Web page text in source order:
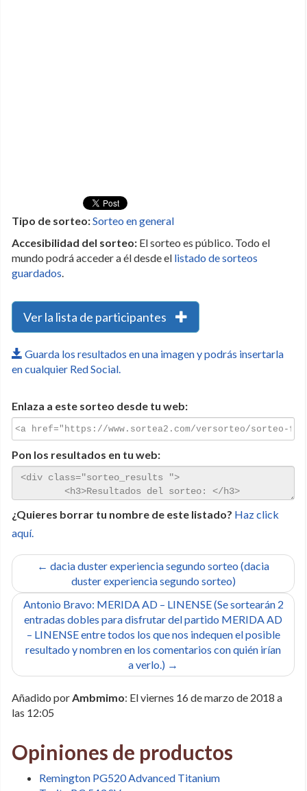
Tipo de sorteo:Sorteo en general
Accesibilidad del sorteo: El sorteo es público. Todo el
mundo podrá acceder a él desde el listado de sorteos
guardados.
Ver la lista de participantes
Guarda los resultados en una imagen y podrás insertarla
en cualquier Red Social.
Enlaza a este sorteo desde tu web:
Pon los resultados en tu web:
¿Quieres borrar tu nombre de este listado? Haz click
aquí.
← dacia duster experiencia segundo sorteo (dacia
duster experiencia segundo sorteo)
Antonio Bravo: MERIDA AD – LINENSE (Se sortearán 2
entradas dobles para disfrutar del partido MERIDA AD
– LINENSE entre todos los que nos indequen el posible
resultado y nombren en los comentarios con quién irían
a verlo.) →
Añadido porAmbmimo: El viernes 16 de marzo de 2018 a
las 12:05
Opiniones de productos
Remington PG520 Advanced Titanium